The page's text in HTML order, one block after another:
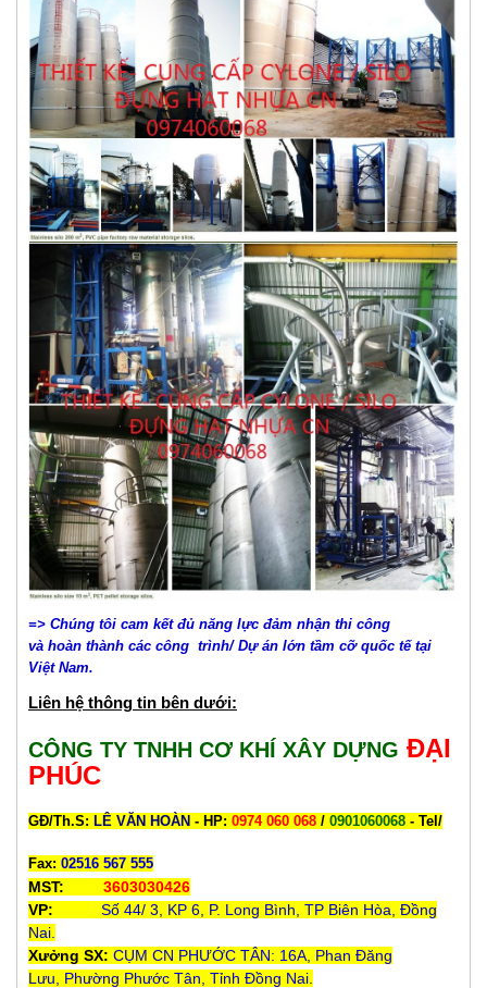
=> Chúng tôi cam kết đủ năng lực đảm nhận thi công
và hoàn thành các công trình/ Dự án lớn tầm cỡ quốc tế tại
Việt Nam.
Liên hệ thông tin bên dưới:
CÔNG TY TNHH CƠ KHÍ XÂY DỰNG ĐẠI
PHÚC
GĐ/Th.S: LÊ VĂN HOÀN - HP: 0974 060 068 / 0901060068 - Tel/
Fax: 02516 567 555
MST:
3603030426
VP:
Số 44/ 3, KP 6, P. Long Bình, TP Biên Hòa, Đồng
Nai.
Xưởng SX: CỤM CN PHƯỚC TÂN: 16A, Phan Đăng
Lưu, Phường Phước Tân, Tỉnh Đồng Nai.